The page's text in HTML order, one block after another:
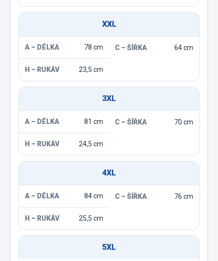
XXL
78 cm 64 cm
23,5 cm
3XL
81 cm 70 cm
24,5 cm
4XL
84 cm 76 cm
25,5 cm
5XL